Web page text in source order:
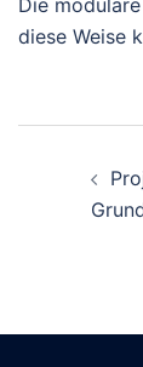
diese Weise